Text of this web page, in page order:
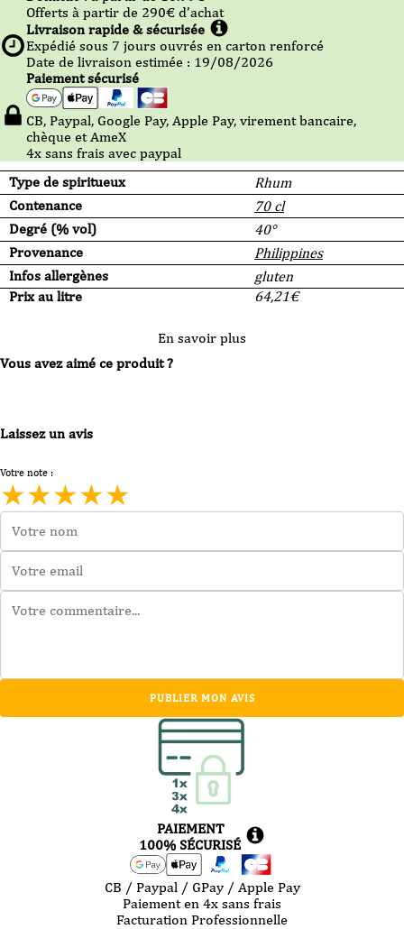
Type de spiritueux
Rhum
Contenance
70 cl
Degré (% vol)
40°
Provenance
Philippines
Infos allergènes
gluten
Prix au litre
64,21€
Offerts à partir de 290€ d’achat
Livraison rapide & sécurisée
Expédié sous 7 jours ouvrés en carton renforcé
Date de livraison estimée : 19/08/2026
Paiement sécurisé
CB, Paypal, Google Pay, Apple Pay, virement bancaire,
chèque et AmeX
4x sans frais avec paypal
En savoir plus
Vous avez aimé ce produit ?
Laissez un avis
Votre note :
★★★★★
PUBLIER MON AVIS
PAIEMENT
100% SÉCURISÉ
CB / Paypal / GPay / Apple Pay
Paiement en 4x sans frais
Facturation Professionnelle